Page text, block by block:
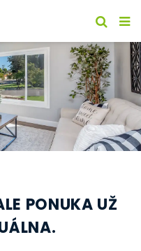
PONUKA UŽ